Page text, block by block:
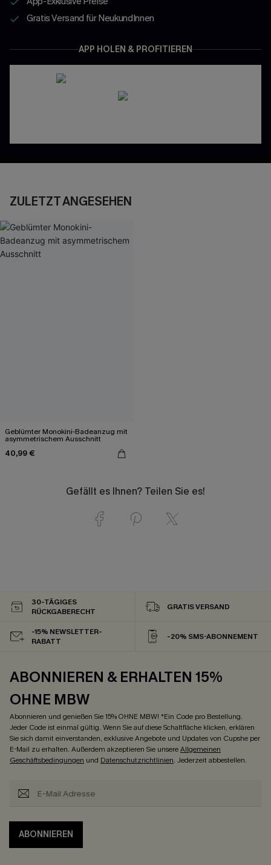
Gratis Versand für NeukundInnen
APP HOLEN & PROFITIEREN
ZULETZT ANGESEHEN
Geblümter Monokini-Badeanzug mit
asymmetrischem Ausschnitt
40,99 €
Gefällt es Ihnen? Teilen Sie es!
30-TÄGIGES
RÜCKGABERECHT
GRATIS VERSAND
-15% NEWSLETTER-
RABATT
-20% SMS-ABONNEMENT
ABONNIEREN & ERHALTEN 15%
OHNE MBW
Abonnieren und genießen Sie 15% OHNE MBW! *Ein Code pro Bestellung.
Jeder Code ist einmal gültig. Wenn Sie auf diese Schaltfläche klicken, erklären
Sie sich damit einverstanden, exklusive Angebote und Updates von Cupshe per
E-Mail zu erhalten. Außerdem akzeptieren Sie unsereAllgemeinen
Geschäftsbedingungen und Datenschutzrichtlinien. Jederzeit abbestellen.
ABONNIEREN